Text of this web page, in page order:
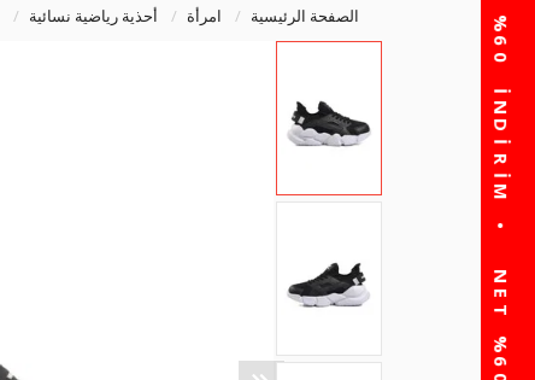
الصفحة الرئيسية امرأة أحذية رياضية نسائية